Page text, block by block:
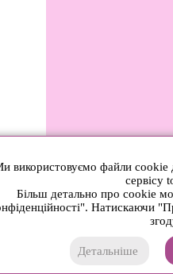
використовуємо файли cookie
сервісу
Більш детально про cookie
Натискаючи
Детальніше